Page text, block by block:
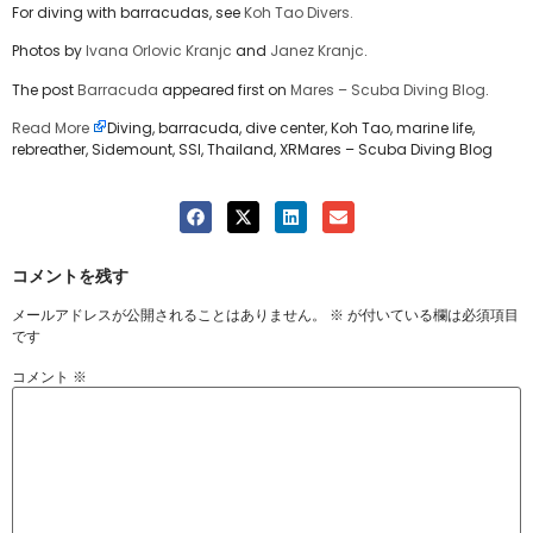
For diving with barracudas, seeKoh Tao Divers.
Photos byIvana Orlovic Kranjc and Janez Kranjc.
The postBarracuda appeared first on Mares – Scuba Diving Blog.
Read More
Diving, barracuda, dive center, Koh Tao, marine life,
rebreather, Sidemount, SSI, Thailand, XRMares – Scuba Diving Blog
コメントを残す
メールアドレスが公開されることはありません。 ※ が付いている欄は必須項目
です
コメント ※